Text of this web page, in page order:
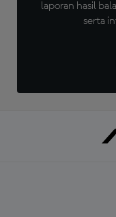
laporan hasil
serta